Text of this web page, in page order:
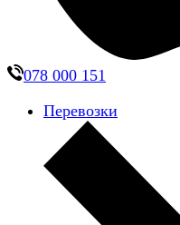
078 000 151
Перевозки